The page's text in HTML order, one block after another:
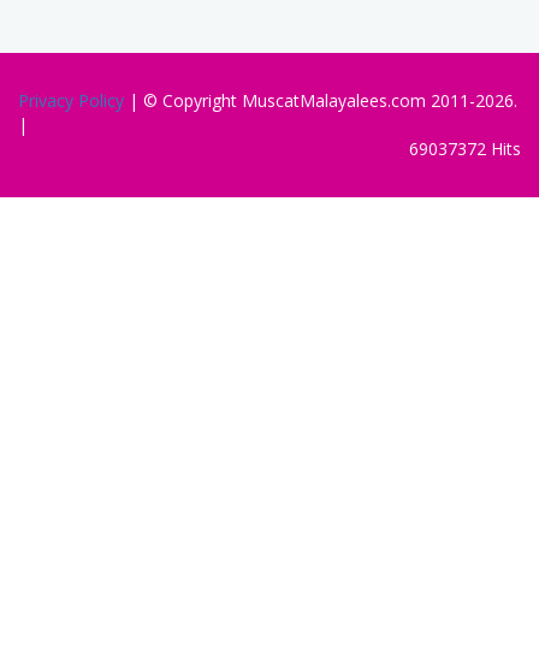
Privacy Policy | © Copyright MuscatMalayalees.com 2011-2026.
|
69037372 Hits